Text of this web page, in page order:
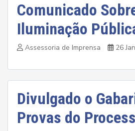
Comunicado
Iluminação
Assessoria de Imprensa 26
Divulgado o
Provas do